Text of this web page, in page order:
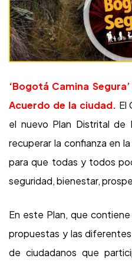
‘Bogotá Camina
Acuerdo de la ciudad. El
el nuevo Plan Distrital de
recuperar la confianza en
para que todas y todos
seguridad, bienestar,
En este Plan, que
propuestas y las
de ciudadanos que